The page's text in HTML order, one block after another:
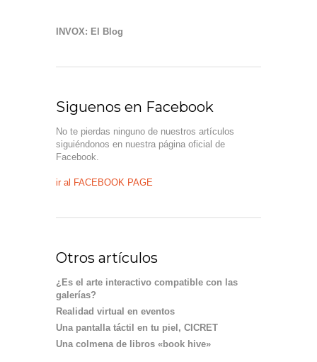
INVOX: El Blog
Siguenos en Facebook
No te pierdas ninguno de nuestros artículos
siguiéndonos en nuestra página oficial de
Facebook.
ir al FACEBOOK PAGE
Otros artículos
¿Es el arte interactivo compatible con las
galerías?
Realidad virtual en eventos
Una pantalla táctil en tu piel, CICRET
Una colmena de libros «book hive»